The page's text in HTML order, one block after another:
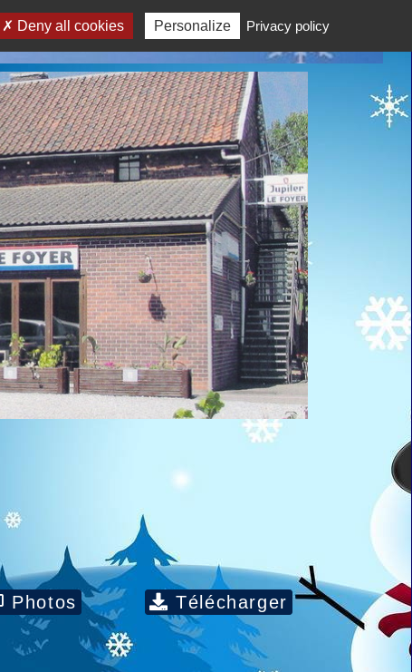
participer à nos diverses activités en toute convivialité
Photos Télécharger
Deny all cookies Personalize Privacy policy